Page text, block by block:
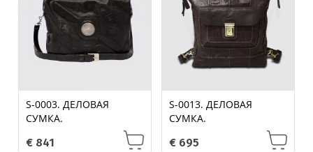
S-0003. ДЕЛОВАЯ
СУМКА.
€ 841
S-0013. ДЕЛОВАЯ
СУМКА.
€ 695